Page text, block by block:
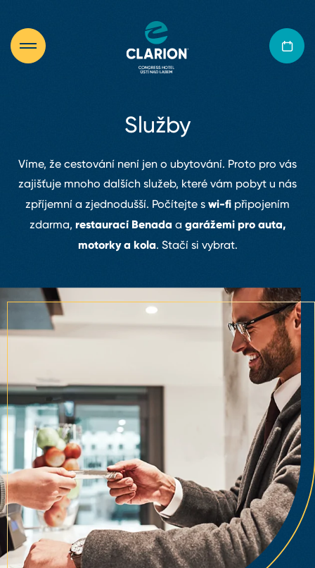
Služby
Víme, že cestování není jen o ubytování. Proto pro vás
zajišťuje mnoho dalších služeb, které vám pobyt u nás
zpříjemní a zjednodušší. Počítejte s wi⁠-⁠fi připojením
zdarma, restaurací Benada a garážemi pro auta,
motorky a kola. Stačí si vybrat.